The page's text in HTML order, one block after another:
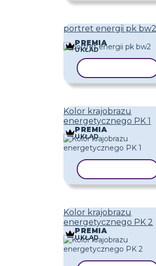
portret energii pk bw2
PREMIA
UKŁAD
Kolor krajobrazu
energetycznego PK 1
PREMIA
UKŁAD
Kolor krajobrazu
energetycznego PK 2
PREMIA
UKŁAD